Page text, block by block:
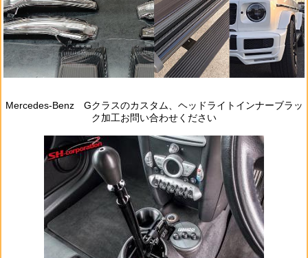
Mercedes‐Benz Gクラスのカスタム、ヘッドライトインナーブラッ
ク加工お問い合わせください